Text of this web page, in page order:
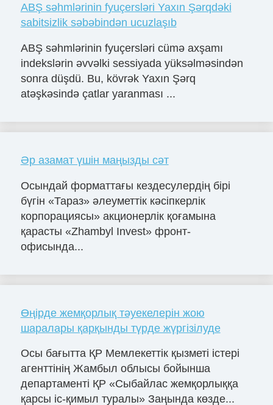
ABŞ səhmlərinin fyuçersləri Yaxın Şərqdəki
sabitsizlik səbəbindən ucuzlaşıb
ABŞ səhmlərinin fyuçersləri cümə axşamı
indekslərin əvvəlki sessiyada yüksəlməsindən
sonra düşdü. Bu, kövrək Yaxın Şərq
atəşkəsində çatlar yaranması ...
Әр азамат үшін маңызды сәт
Осындай форматтағы кездесулердің бірі
бүгін «Тараз» әлеуметтік кәсіпкерлік
корпорациясы» акционерлік қоғамына
қарасты «Zhambyl Invest» фронт-
офисында...
Өңірде жемқорлық тәуекелерін жою
шаралары қарқынды түрде жүргізілуде
Осы бағытта ҚР Мемлекеттік қызметі істері
агенттінің Жамбыл облысы бойынша
департаменті ҚР «Сыбайлас жемқорлыққа
қарсы іс-қимыл туралы» Заңында көзде...